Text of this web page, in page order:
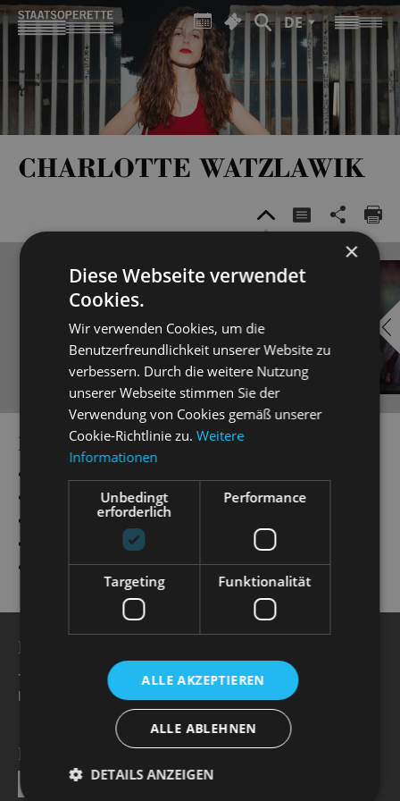
DE
CHARLOTTE WATZLAWIK
PRODUCTIONS
die lustige witwe
Valencienne
“ Peróns Geliebte
Ball im Savoy
Die Fledermaus“ Adele, deren Stubenmädchen
BESUCHERSERVICE
+49 351 32042 222
karten@staatsoperette.de
NEWSLETTER
SEND
×
Diese Webseite verwendet
Cookies.
Wir verwenden Cookies, um die
Benutzerfreundlichkeit unserer Website zu
verbessern. Durch die weitere Nutzung
unserer Webseite stimmen Sie der
Verwendung von Cookies gemäß unserer
Cookie-Richtlinie zu.Weitere
Informationen
Unbedingt
erforderlich
Performance
Targeting Funktionalität
ALLE AKZEPTIEREN
ALLE ABLEHNEN
DETAILS ANZEIGEN